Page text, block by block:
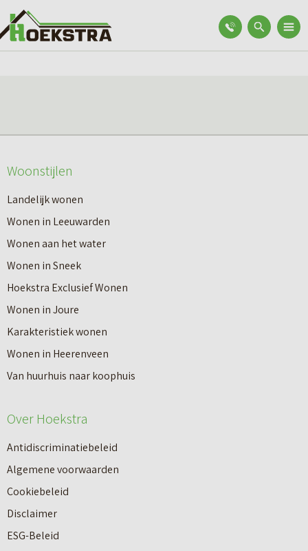
Woonstijlen
Landelijk wonen
Wonen in Leeuwarden
Wonen aan het water
Wonen in Sneek
Hoekstra Exclusief Wonen
Wonen in Joure
Karakteristiek wonen
Wonen in Heerenveen
Van huurhuis naar koophuis
Over Hoekstra
Antidiscriminatiebeleid
Algemene voorwaarden
Cookiebeleid
Disclaimer
ESG-Beleid